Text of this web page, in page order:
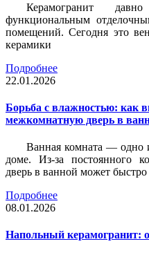
Керамогранит
функциональным
помещений. Сегодня это
керамики
Подробнее
22.01.2026
Борьба с влажностью: как
межкомнатную дверь в
Ванная комната — одно
доме. Из-за постоянного
дверь в ванной может
Подробнее
08.01.2026
Напольный керамогранит: